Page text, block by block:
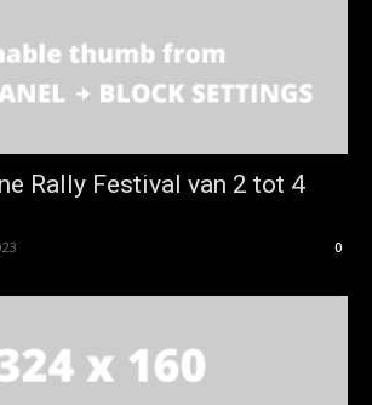
Rally Festival van 2 tot 4
0